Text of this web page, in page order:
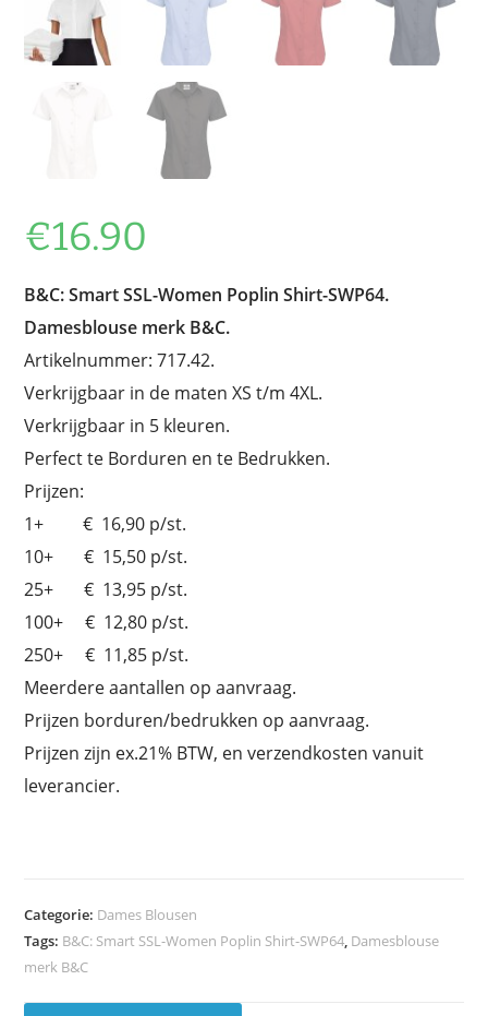
€16.90
B&C: Smart SSL-Women Poplin Shirt-SWP64.
Damesblouse merk B&C.
Artikelnummer: 717.42.
Verkrijgbaar in de maten XS t/m 4XL.
Verkrijgbaar in 5 kleuren.
Perfect te Borduren en te Bedrukken.
Prijzen:
1+ € 16,90 p/st.
10+ € 15,50 p/st.
25+ € 13,95 p/st.
100+ € 12,80 p/st.
250+ € 11,85 p/st.
Meerdere aantallen op aanvraag.
Prijzen borduren/bedrukken op aanvraag.
Prijzen zijn ex.21% BTW, en verzendkosten vanuit
leverancier.
Categorie: Dames Blousen
Tags: B&C: Smart SSL-Women Poplin Shirt-SWP64, Damesblouse
merk B&C